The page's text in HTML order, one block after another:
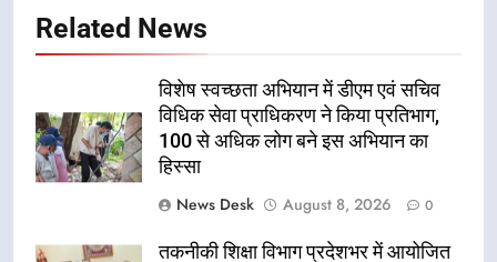
Related News
विशेष स्वच्छता अभियान में डीएम एवं सचिव
विधिक सेवा प्राधिकरण ने किया प्रतिभाग,
100 से अधिक लोग बने इस अभियान का
हिस्सा
News Desk
August 8, 2026 0
तकनीकी शिक्षा विभाग प्रदेशभर में आयोजित